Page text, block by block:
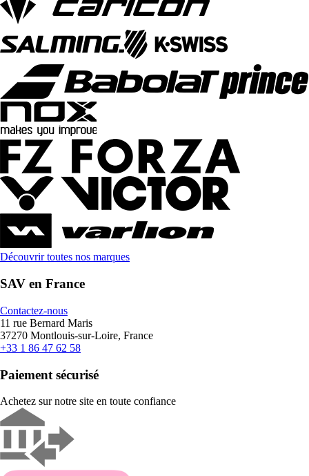
Découvrir toutes nos marques
SAV en France
Contactez-nous
11 rue Bernard Maris
37270 Montlouis-sur-Loire, France
+33 1 86 47 62 58
Paiement sécurisé
Achetez sur notre site en toute confiance